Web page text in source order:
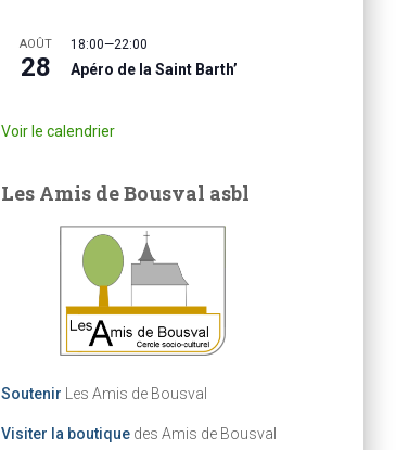
AOÛT
28
18:00—22:00
Apéro de la Saint Barth’
Voir le calendrier
Les Amis de Bousval asbl
Soutenir Les Amis de Bousval
Visiter la boutiquedes Amis de Bousval